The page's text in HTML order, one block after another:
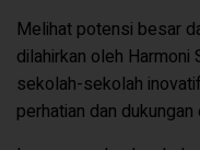
Melihat potensi besar
dilahirkan oleh
sekolah-sekolah
perhatian dan